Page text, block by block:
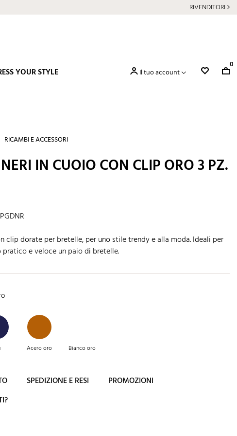
RIVENDITORI
YOUR STYLE
Il tuo account
0
RICAMBI E ACCESSORI
IN CUOIO CON CLIP ORO 3 PZ.
clip dorate per bretelle, per uno stile trendy e alla moda. Ideali per
e veloce un paio di bretelle.
Acero oro Bianco oro
SPEDIZIONE E RESI
PROMOZIONI